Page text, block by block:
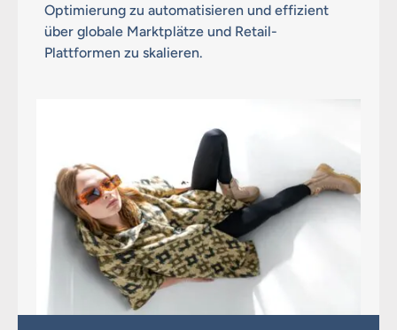
Optimierung zu automatisieren und effizient
über globale Marktplätze und Retail-
Plattformen zu skalieren.